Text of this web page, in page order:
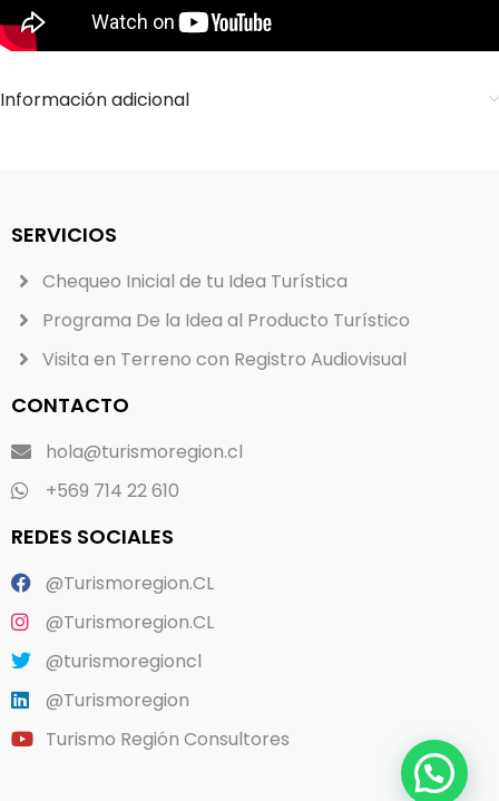
Información adicional
SERVICIOS
Chequeo Inicial de tu Idea Turística
Programa De la Idea al Producto Turístico
Visita en Terreno con Registro Audiovisual
CONTACTO
hola@turismoregion.cl
+569 714 22 610
REDES SOCIALES
@Turismoregion.CL
@Turismoregion.CL
@turismoregioncl
@Turismoregion
Turismo Región Consultores